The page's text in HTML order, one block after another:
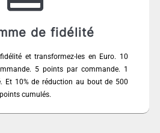
de fidélité
et transformez-les en Euro. 10
5 points par commande. 1
Et 10% de réduction au bout de 500
points cumulés.